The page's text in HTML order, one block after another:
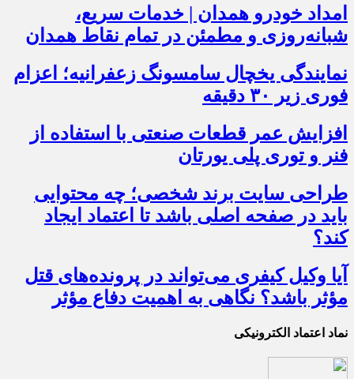
امداد خودرو همدان | خدمات سریع،
شبانه‌روزی و مطمئن در تمام نقاط همدان
نمایندگی یخچال سامسونگ زعفرانیه؛ اعزام
فوری زیر ۳۰ دقیقه
افزایش عمر قطعات صنعتی با استفاده از
فنر و توری پلی یورتان
طراحی سایت برند شخصی؛ چه محتوایی
باید در صفحه اصلی باشد تا اعتماد ایجاد
کند؟
آیا وکیل کیفری می‌تواند در پرونده‌های قتل
مؤثر باشد؟ نگاهی به اهمیت دفاع مؤثر
نماد اعتماد الکترونیکی